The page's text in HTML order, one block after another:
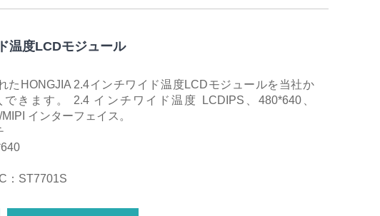
温度LCDモジュール
たHONGJIA 2.4インチワイド温度LCDモジュールを当社か
きます。 2.4 インチワイド温度 LCDIPS、480*640、
インターフェイス。
：ST7701S